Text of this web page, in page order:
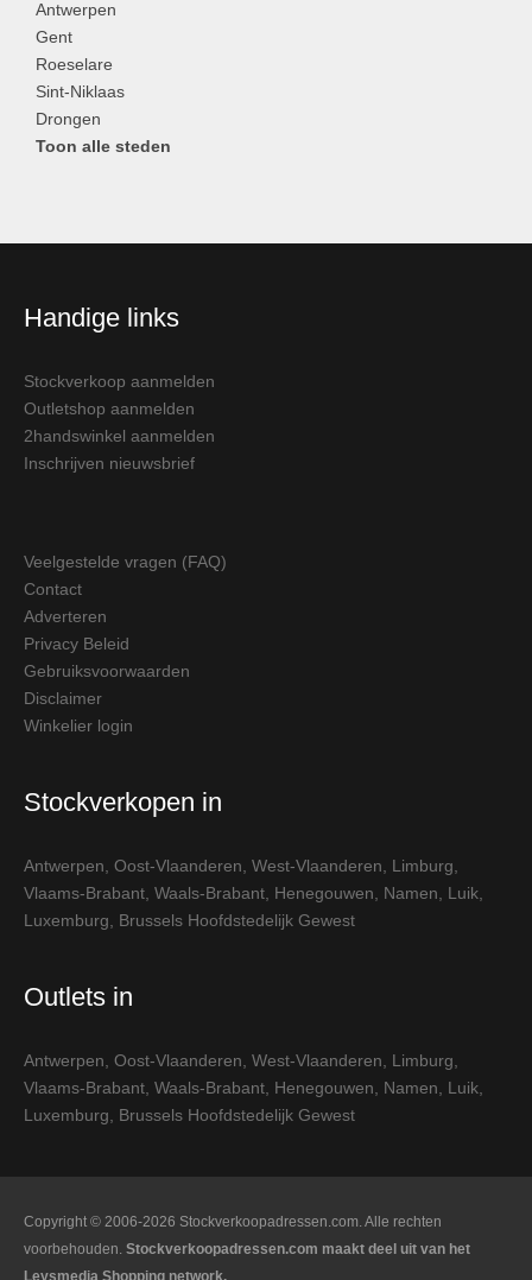
Antwerpen
Gent
Roeselare
Sint-Niklaas
Drongen
Toon alle steden
Handige links
Stockverkoop aanmelden
Outletshop aanmelden
2handswinkel aanmelden
Inschrijven nieuwsbrief
Veelgestelde vragen (FAQ)
Contact
Adverteren
Privacy Beleid
Gebruiksvoorwaarden
Disclaimer
Winkelier login
Stockverkopen in
Antwerpen Oost-Vlaanderen West-Vlaanderen Limburg
Vlaams-Brabant Waals-Brabant Henegouwen Namen Luik
Luxemburg
Brussels Hoofdstedelijk Gewest
Outlets in
Antwerpen Oost-Vlaanderen West-Vlaanderen Limburg
Vlaams-Brabant Waals-Brabant Henegouwen Namen Luik
Luxemburg
Brussels Hoofdstedelijk Gewest
Copyright © 2006-2026 Stockverkoopadressen.com. Alle rechten
voorbehouden. Stockverkoopadressen.com maakt deel uit van het
Leysmedia Shopping network.